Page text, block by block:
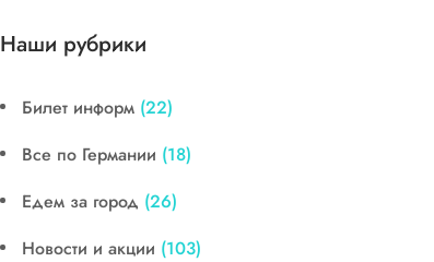
Наши рубрики
Билет информ (22)
Все по Германии (18)
Едем за город (26)
Новости и акции (103)